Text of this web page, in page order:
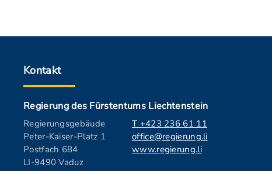
Kontakt
Regierung des Fürstentums Liechtenstein
Regierungsgebäude
Peter-Kaiser-Platz 1
Postfach 684
LI-9490 Vaduz
T +423 236 61 11
office@regierung.li
www.regierung.li